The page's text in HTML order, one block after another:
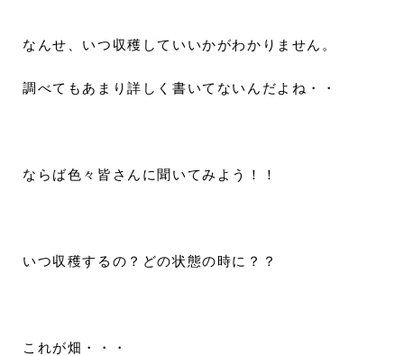
なんせ、いつ収穫していいかがわかりません。
調べてもあまり詳しく書いてないんだよね・・
ならば色々皆さんに聞いてみよう！！
いつ収穫するの？どの状態の時に？？
これが畑・・・